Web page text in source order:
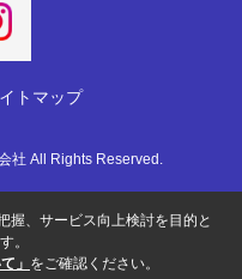
トマップ
社 All Rights Reserved.
握、サービス向上検討を目的と
。
」 をご確認ください。